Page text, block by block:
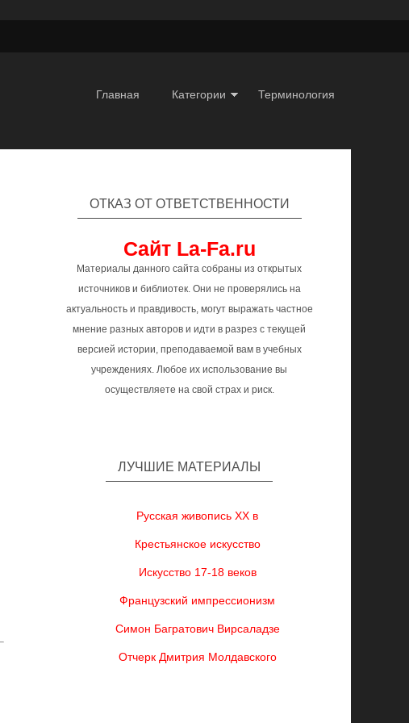
Главная Категории Терминология
ОТКАЗ ОТ ОТВЕТСТВЕННОСТИ
Сайт La-Fa.ru
Материалы данного сайта собраны из открытых
источников и библиотек. Они не проверялись на
актуальность и правдивость, могут выражать частное
мнение разных авторов и идти в разрез с текущей
версией истории, преподаваемой вам в учебных
учреждениях. Любое их использование вы
осуществляете на свой страх и риск.
ЛУЧШИЕ МАТЕРИАЛЫ
Русская живопись XX в
Крестьянское искусство
Искусство 17-18 веков
Французский импрессионизм
Симон Багратович Вирсаладзе
Отчерк Дмитрия Молдавского